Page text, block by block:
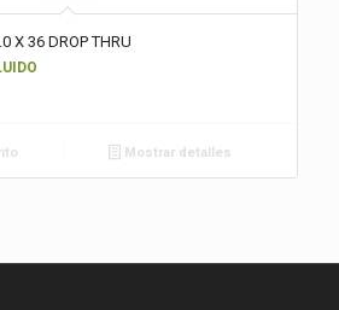
X 36 DROP THRU
Mostrar detalles